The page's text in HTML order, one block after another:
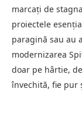
marcați de
proiectele
paragină sau au
modernizarea
doar pe hârtie,
învechită, fie pur